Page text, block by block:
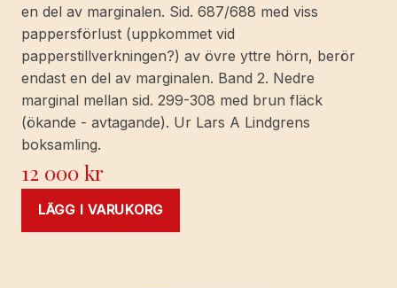
en del av marginalen. Sid. 687/688 med viss
pappersförlust (uppkommet vid
papperstillverkningen?) av övre yttre hörn, berör
endast en del av marginalen. Band 2. Nedre
marginal mellan sid. 299-308 med brun fläck
(ökande - avtagande). Ur Lars A Lindgrens
boksamling.
12 000kr
LÄGG I VARUKORG